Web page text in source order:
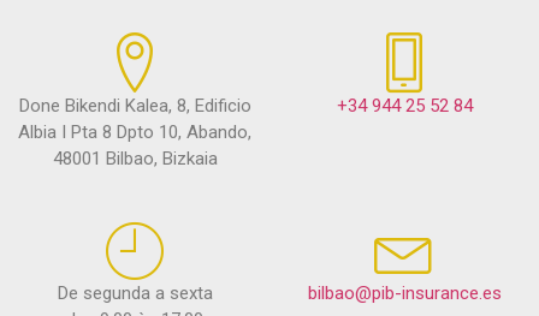
Done Bikendi Kalea, 8, Edificio
Albia I Pta 8 Dpto 10, Abando,
48001 Bilbao, Bizkaia
+34 944 25 52 84
De segunda a sexta
bilbao@pib-insurance.es